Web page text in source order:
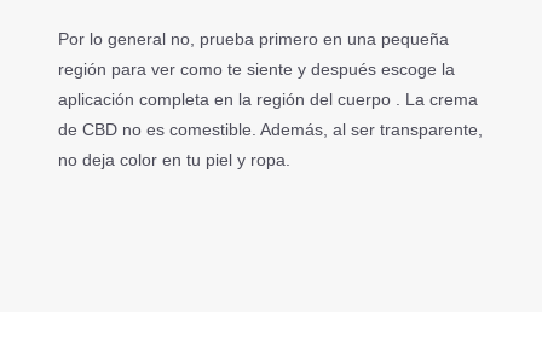
Por lo general no, prueba primero en una pequeña
región para ver como te siente y después escoge la
aplicación completa en la región del cuerpo . La crema
de CBD no es comestible. Además, al ser transparente,
no deja color en tu piel y ropa.